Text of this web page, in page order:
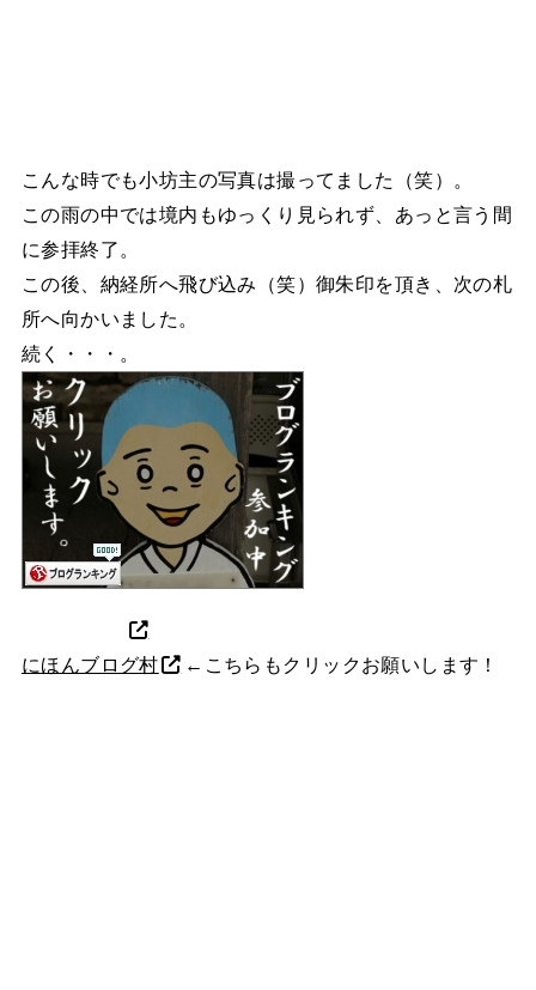
こんな時でも小坊主の写真は撮ってました（笑）。
この雨の中では境内もゆっくり見られず、あっと言う間
に参拝終了。
この後、納経所へ飛び込み（笑）御朱印を頂き、次の札
所へ向かいました。
続く・・・。
にほんブログ村 ←こちらもクリックお願いします！